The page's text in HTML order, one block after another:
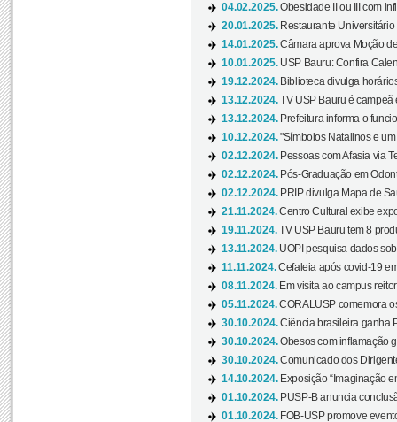
04.02.2025.Obesidade II ou III com
20.01.2025. Restaurante
14.01.2025.Câmara aprova Moção
10.01.2025. USP Bauru: Confira
19.12.2024. Biblioteca divulga
13.12.2024.TV USP Bauru é campeã
13.12.2024. Prefeitura informa o
10.12.2024."Símbolos Natalinos e
02.12.2024. Pessoas com Afasia via
02.12.2024. Pós-Graduação em
02.12.2024. PRIP divulga Mapa de
21.11.2024.Centro Cultural exibe
19.11.2024.TV USP Bauru tem 8
13.11.2024. UOPI pesquisa dados
11.11.2024.Cefaleia após covid-19
08.11.2024. Em visita ao campus
05.11.2024.CORALUSP comemora
30.10.2024.Ciência brasileira ganha
30.10.2024.Obesos com inflamação
30.10.2024.Comunicado dos
14.10.2024. Exposição “Imaginação
01.10.2024. PUSP-B anuncia
01.10.2024. FOB-USP promove